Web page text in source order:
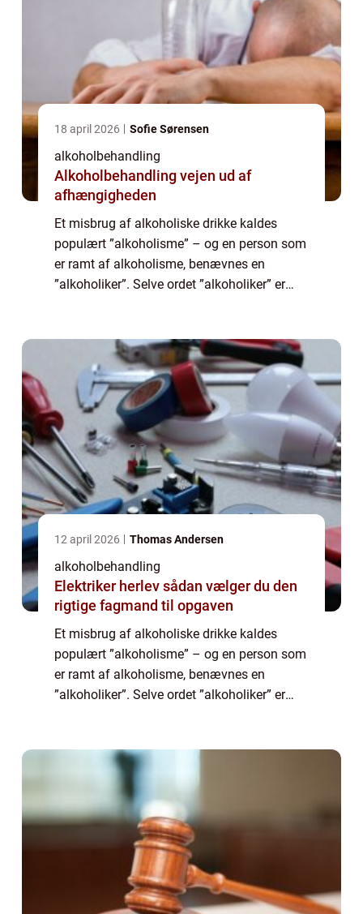
18 april 2026 Sofie Sørensen
alkoholbehandling
Alkoholbehandling vejen ud af
afhængigheden
Et misbrug af alkoholiske drikke kaldes
populært ”alkoholisme” – og en person som
er ramt af alkoholisme, benævnes en
”alkoholiker”. Selve ordet ”alkoholiker” er
12 april 2026 Thomas Andersen
alkoholbehandling
Elektriker herlev sådan vælger du den
rigtige fagmand til opgaven
Et misbrug af alkoholiske drikke kaldes
populært ”alkoholisme” – og en person som
er ramt af alkoholisme, benævnes en
”alkoholiker”. Selve ordet ”alkoholiker” er